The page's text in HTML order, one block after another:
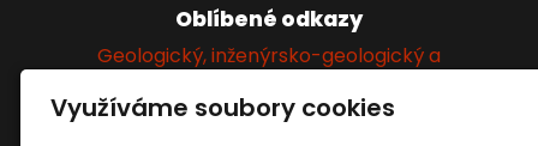
Oblíbené odkazy
Geologický, inženýrsko-geologický a
Využíváme soubory cookies